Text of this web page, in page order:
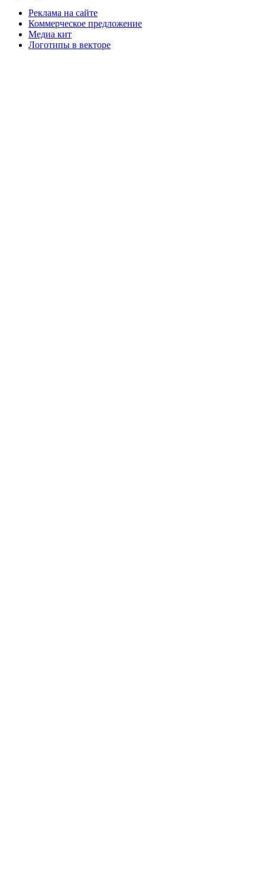
Реклама на сайте
Коммерческое предложение
Медиа кит
Логотипы в векторе